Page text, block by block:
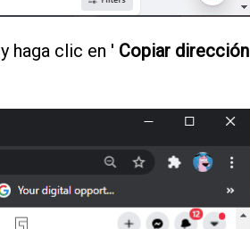
y haga clic en ' Copiar dirección